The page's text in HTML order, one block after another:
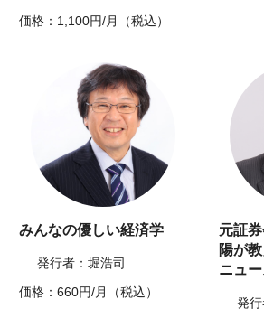
価格：1,100円/月（税込）
みんなの優しい経済学
発行者：堀浩司
価格：660円/月（税込）
元証
陽が
ニュー
発